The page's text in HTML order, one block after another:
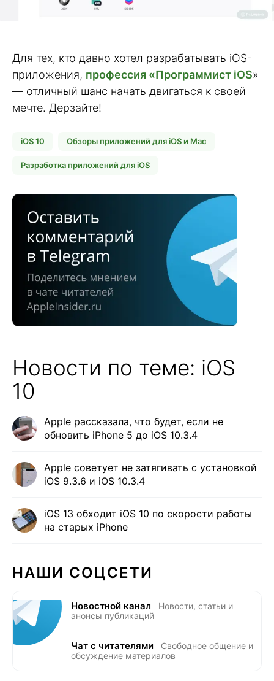
Для тех, кто давно хотел разрабатывать iOS-
приложения, профессия «Программист iOS»
— отличный шанс начать двигаться к своей
мечте. Дерзайте!
iOS 10 Обзоры приложений для iOS и Mac
Разработка приложений для iOS
Новости по теме: iOS
10
Apple рассказала, что будет, если не
обновить iPhone 5 до iOS 10.3.4
Apple советует не затягивать с установкой
iOS 9.3.6 и iOS 10.3.4
iOS 13 обходит iOS 10 по скорости работы
на старых iPhone
НАШИ СОЦСЕТИ
Новостной канал
Новости, статьи и
анонсы публикаций
Чат с читателями
Свободное общение и
обсуждение материалов